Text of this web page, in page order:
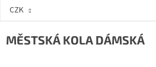
Přejít
CZK
MĚSTSKÁ KOLA DÁMSKÁ